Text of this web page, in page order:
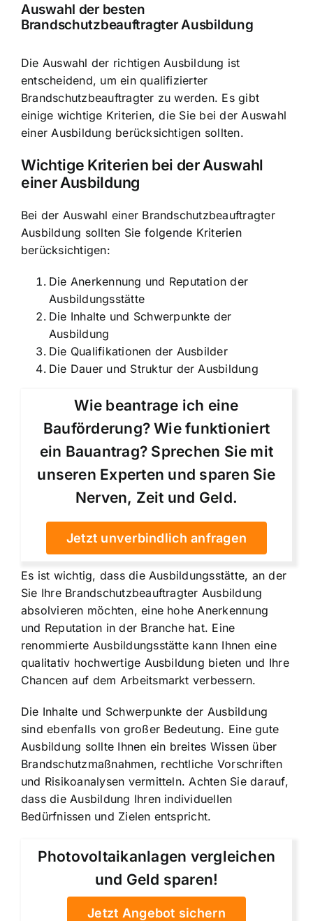
Auswahl der besten
Brandschutzbeauftragter Ausbildung
Die Auswahl der richtigen Ausbildung ist
entscheidend, um ein qualifizierter
Brandschutzbeauftragter zu werden. Es gibt
einige wichtige Kriterien, die Sie bei der Auswahl
einer Ausbildung berücksichtigen sollten.
Wichtige Kriterien bei der Auswahl
einer Ausbildung
Bei der Auswahl einer Brandschutzbeauftragter
Ausbildung sollten Sie folgende Kriterien
berücksichtigen:
Die Anerkennung und Reputation der
Ausbildungsstätte
Die Inhalte und Schwerpunkte der
Ausbildung
Die Qualifikationen der Ausbilder
Die Dauer und Struktur der Ausbildung
Wie beantrage ich eine
Bauförderung? Wie funktioniert
ein Bauantrag? Sprechen Sie mit
unseren Experten und sparen Sie
Nerven, Zeit und Geld.
Jetzt unverbindlich anfragen
Es ist wichtig, dass die Ausbildungsstätte, an der
Sie Ihre Brandschutzbeauftragter Ausbildung
absolvieren möchten, eine hohe Anerkennung
und Reputation in der Branche hat. Eine
renommierte Ausbildungsstätte kann Ihnen eine
qualitativ hochwertige Ausbildung bieten und Ihre
Chancen auf dem Arbeitsmarkt verbessern.
Die Inhalte und Schwerpunkte der Ausbildung
sind ebenfalls von großer Bedeutung. Eine gute
Ausbildung sollte Ihnen ein breites Wissen über
Brandschutzmaßnahmen, rechtliche Vorschriften
und Risikoanalysen vermitteln. Achten Sie darauf,
dass die Ausbildung Ihren individuellen
Bedürfnissen und Zielen entspricht.
Photovoltaikanlagen vergleichen
und Geld sparen!
Jetzt Angebot sichern